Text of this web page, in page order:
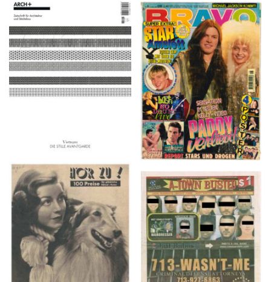
ARCH+ Nr. 226, Herbst
2016
BRAVO – Nr. 8, 13. Febr.
1997
HÖR ZU! – 1949,
NUMMER 10, Woche
vom 27. Februar bis 05.
März
A-TOWN BUSTED –
8/15/16–9/1/16